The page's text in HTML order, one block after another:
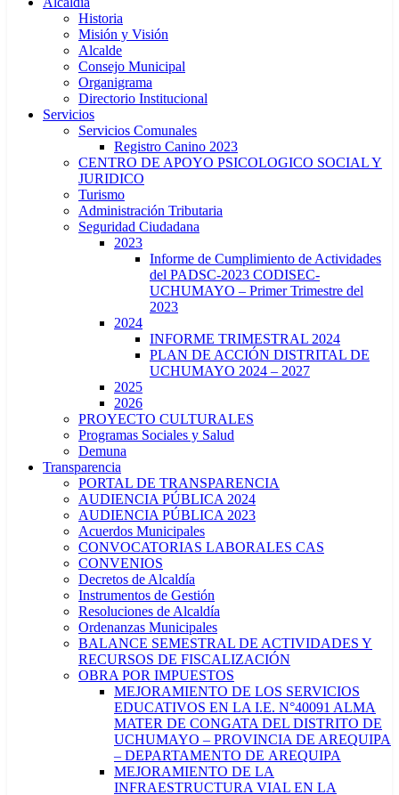
Historia
Misión y Visión
Alcalde
Consejo Municipal
Organigrama
Directorio Institucional
Servicios
Servicios Comunales
Registro Canino 2023
CENTRO DE APOYO PSICOLOGICO SOCIAL Y
JURIDICO
Turismo
Administración Tributaria
Seguridad Ciudadana
2023
Informe de Cumplimiento de Actividades
del PADSC-2023 CODISEC-
UCHUMAYO – Primer Trimestre del
2023
2024
INFORME TRIMESTRAL 2024
PLAN DE ACCIÓN DISTRITAL DE
UCHUMAYO 2024 – 2027
2025
2026
PROYECTO CULTURALES
Programas Sociales y Salud
Demuna
Transparencia
PORTAL DE TRANSPARENCIA
AUDIENCIA PÚBLICA 2024
AUDIENCIA PÚBLICA 2023
Acuerdos Municipales
CONVOCATORIAS LABORALES CAS
CONVENIOS
Decretos de Alcaldía
Instrumentos de Gestión
Resoluciones de Alcaldía
Ordenanzas Municipales
BALANCE SEMESTRAL DE ACTIVIDADES Y
RECURSOS DE FISCALIZACIÓN
OBRA POR IMPUESTOS
MEJORAMIENTO DE LOS SERVICIOS
EDUCATIVOS EN LA I.E. N°40091 ALMA
MATER DE CONGATA DEL DISTRITO DE
UCHUMAYO – PROVINCIA DE AREQUIPA
– DEPARTAMENTO DE AREQUIPA
MEJORAMIENTO DE LA
INFRAESTRUCTURA VIAL EN LA